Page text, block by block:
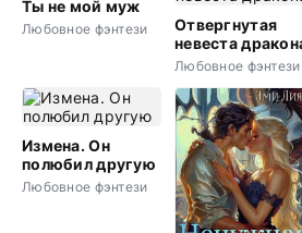
Ты не мой муж
Любовное фэнтези
Отвергнутая
невеста
Любовное фэнтези
Измена. Он
полюбил другую
Любовное фэнтези